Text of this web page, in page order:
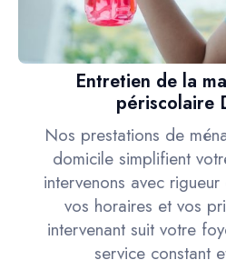
Entretien de la
périscolaire
Nos prestations de
domicile simplifient
intervenons avec
vos horaires et vos
intervenant suit votre
service constant